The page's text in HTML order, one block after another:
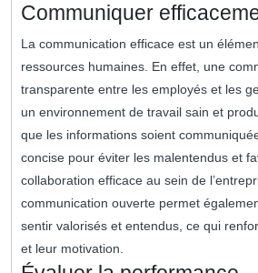
Communiquer
La communication efficace est un
ressources humaines. En effet, une
transparente entre les employés et les
un environnement de travail sain et
que les informations soient
concise pour éviter les malentendus et
collaboration efficace au sein de
communication ouverte permet
sentir valorisés et entendus, ce qui
et leur motivation.